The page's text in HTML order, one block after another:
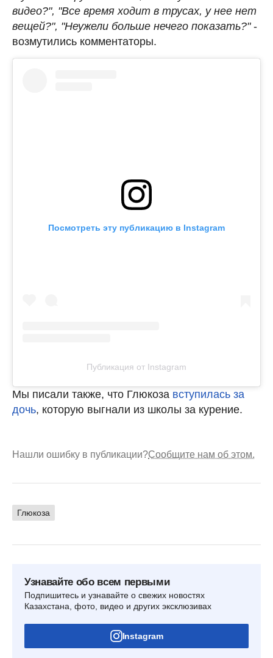
видео?", "Все время ходит в трусах, у нее нет
вещей?", "Неужели больше нечего показать?" -
возмутились комментаторы.
Посмотреть эту публикацию в Instagram
Публикация от Instagram
Мы писали также, что Глюкоза вступилась за
дочь, которую выгнали из школы за курение.
Нашли ошибку в публикации?Сообщите нам об этом.
Глюкоза
Узнавайте обо всем первыми
Подпишитесь и узнавайте о свежих новостях
Казахстана, фото, видео и других эксклюзивах
Instagram